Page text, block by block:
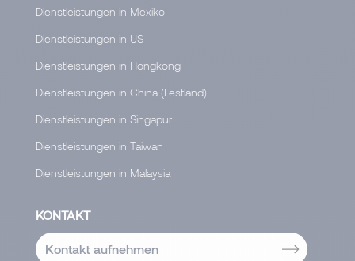
Dienstleistungen in Mexiko
Dienstleistungen in US
Dienstleistungen in Hongkong
Dienstleistungen in China (Festland)
Dienstleistungen in Singapur
Dienstleistungen in Taiwan
Dienstleistungen in Malaysia
KONTAKT
Kontakt aufnehmen